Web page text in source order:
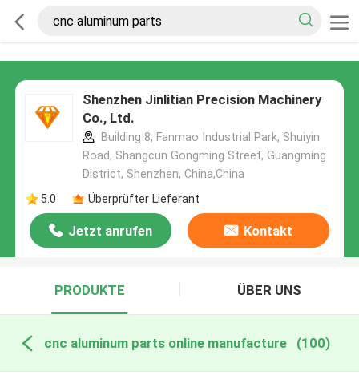
Shenzhen Jinlitian Precision Machinery
Co., Ltd.
Building 8, Fanmao Industrial Park, Shuiyin
Road, Shangcun Gongming Street, Guangming
District, Shenzhen, China,China
5.0
Überprüfter Lieferant
Jetzt anrufen Kontakt
PRODUKTE ÜBER UNS
cnc aluminum parts online manufacture (100)